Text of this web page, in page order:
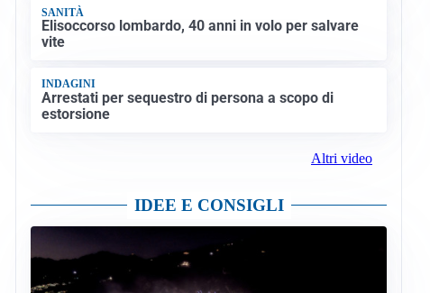
SANITÀ
Elisoccorso lombardo, 40 anni in volo per salvare
vite
INDAGINI
Arrestati per sequestro di persona a scopo di
estorsione
Altri video
IDEE E CONSIGLI